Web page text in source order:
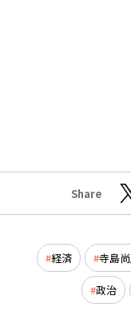
Share
経済 寺島
政治